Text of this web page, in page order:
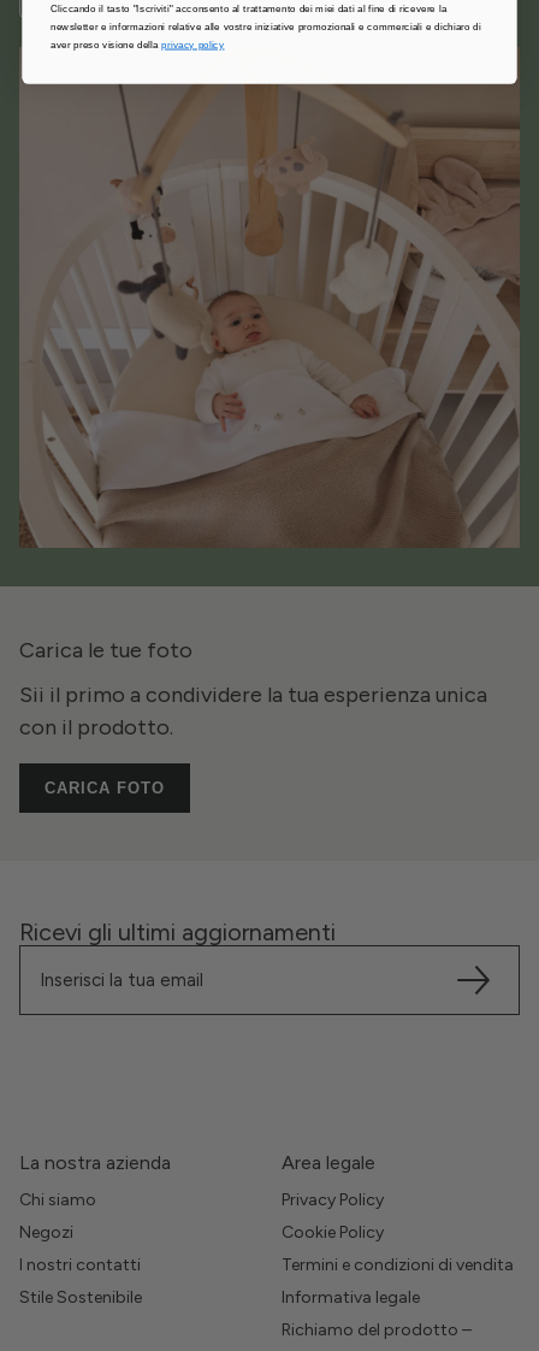
Carica le tue foto
Sii il primo a condividere la tua esperienza unica
con il prodotto.
CARICA FOTO
Ricevi gli ultimi aggiornamenti
La nostra azienda
Chi siamo
Negozi
I nostri contatti
Stile Sostenibile
Area legale
Privacy Policy
Cookie Policy
Termini e condizioni di vendita
Informativa legale
Richiamo del prodotto –
Cliccando il tasto "Iscriviti" acconsento al trattamento dei miei dati al fine di ricevere la
newsletter e informazioni relative alle vostre iniziative promozionali e commerciali e dichiaro di
aver preso visione dellaprivacy policy